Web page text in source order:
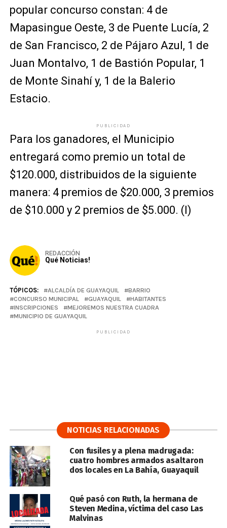
popular concurso constan: 4 de
Mapasingue Oeste, 3 de Puente Lucía, 2
de San Francisco, 2 de Pájaro Azul, 1 de
Juan Montalvo, 1 de Bastión Popular, 1
de Monte Sinahí y, 1 de la Balerio
Estacio.
PUBLICIDAD
Para los ganadores, el Municipio
entregará como premio un total de
$120.000, distribuidos de la siguiente
manera: 4 premios de $20.000, 3 premios
de $10.000 y 2 premios de $5.000. (I)
REDACCIÓN
Qué Noticias!
TÓPICOS: ALCALDÍA DE GUAYAQUIL
BARRIO
CONCURSO MUNICIPAL
GUAYAQUIL
HABITANTES
INSCRIPCIONES
MEJOREMOS NUESTRA CUADRA
MUNICIPIO DE GUAYAQUIL
PUBLICIDAD
NOTICIAS RELACIONADAS
Con fusiles y a plena madrugada:
cuatro hombres armados asaltaron
dos locales en La Bahía, Guayaquil
Qué pasó con Ruth, la hermana de
Steven Medina, víctima del caso Las
Malvinas